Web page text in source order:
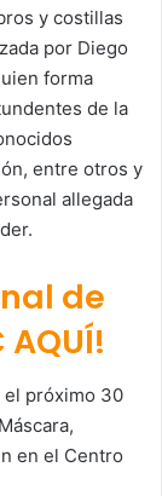
y costillas
por Diego
forma
de la
entre otros y
allegada
de
el próximo 30
en el Centro